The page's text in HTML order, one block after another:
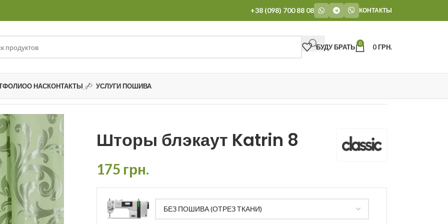
+38 (098) 700 88 08 КОНТАКТЫ
БУДУ БРАТЬ 0 0ГРН.
О НАСКОНТАКТЫ УСЛУГИ ПОШИВА
Шторы блэкаут Katrin 8
175 грн.